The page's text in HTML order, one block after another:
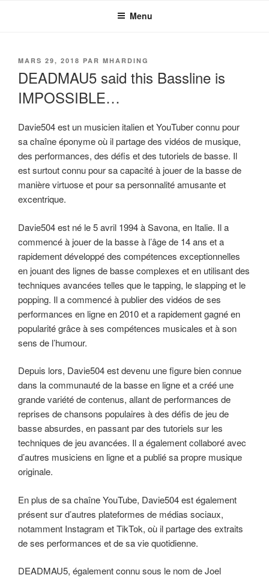
Menu
PUBLIÉ
MARS 29, 2018 PAR MHARDING
DEADMAU5 said this Bassline is
IMPOSSIBLE…
Davie504 est un musicien italien et YouTuber connu pour
sa chaîne éponyme où il partage des vidéos de musique,
des performances, des défis et des tutoriels de basse. Il
est surtout connu pour sa capacité à jouer de la basse de
manière virtuose et pour sa personnalité amusante et
excentrique.
Davie504 est né le 5 avril 1994 à Savona, en Italie. Il a
commencé à jouer de la basse à l’âge de 14 ans et a
rapidement développé des compétences exceptionnelles
en jouant des lignes de basse complexes et en utilisant des
techniques avancées telles que le tapping, le slapping et le
popping. Il a commencé à publier des vidéos de ses
performances en ligne en 2010 et a rapidement gagné en
popularité grâce à ses compétences musicales et à son
sens de l’humour.
Depuis lors, Davie504 est devenu une figure bien connue
dans la communauté de la basse en ligne et a créé une
grande variété de contenus, allant de performances de
reprises de chansons populaires à des défis de jeu de
basse absurdes, en passant par des tutoriels sur les
techniques de jeu avancées. Il a également collaboré avec
d’autres musiciens en ligne et a publié sa propre musique
originale.
En plus de sa chaîne YouTube, Davie504 est également
présent sur d’autres plateformes de médias sociaux,
notamment Instagram et TikTok, où il partage des extraits
de ses performances et de sa vie quotidienne.
DEADMAU5, également connu sous le nom de Joel